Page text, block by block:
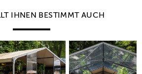
IHNEN BESTIMMT AUCH